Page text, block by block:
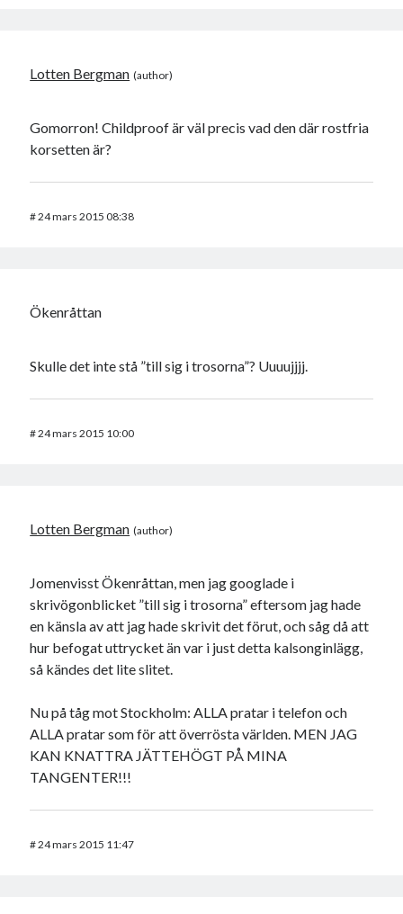
Lotten Bergman
Gomorron! Childproof är väl precis vad den där rostfria
korsetten är?
#24 mars 2015 08:38
Ökenråttan
Skulle det inte stå ”till sig i trosorna”? Uuuujjjj.
#24 mars 2015 10:00
Lotten Bergman
Jomenvisst Ökenråttan, men jag googlade i
skrivögonblicket ”till sig i trosorna” eftersom jag hade
en känsla av att jag hade skrivit det förut, och såg då att
hur befogat uttrycket än var i just detta kalsonginlägg,
så kändes det lite slitet.
Nu på tåg mot Stockholm: ALLA pratar i telefon och
ALLA pratar som för att överrösta världen. MEN JAG
KAN KNATTRA JÄTTEHÖGT PÅ MINA
TANGENTER!!!
#24 mars 2015 11:47